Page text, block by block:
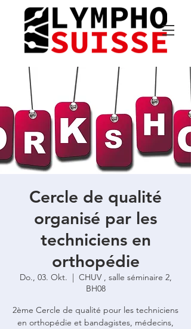
Cercle de qualité
organisé par les
techniciens en
orthopédie
Do., 03. Okt.
  |
CHUV , salle séminaire 2,
BH08
2ème Cercle de qualité pour les techniciens
en orthopédie et bandagistes, médecins,